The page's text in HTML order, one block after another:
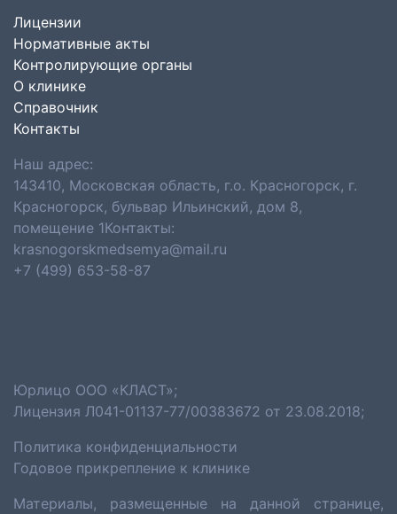
Лицензии
Нормативные акты
Контролирующие органы
О клинике
Справочник
Контакты
Наш адрес:
143410, Московская область, г.о. Красногорск, г.
Красногорск, бульвар Ильинский, дом 8,
помещение 1Контакты:
krasnogorskmedsemya@mail.ru
+7 (499) 653-58-87
Юрлицо ООО «КЛАСТ»;
Лицензия Л041-01137-77/00383672 от 23.08.2018;
Политика конфиденциальности
Годовое прикрепление к клинике
Материалы, размещенные на данной странице,